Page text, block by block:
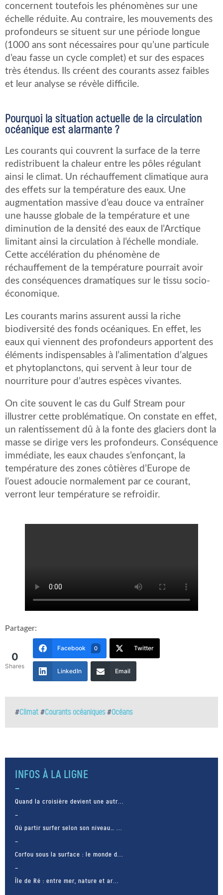
concernent toutefois les phénomènes sur une
échelle réduite. Au contraire, les mouvements des
profondeurs se situent sur une période longue
(1000 ans sont nécessaires pour qu’une particule
d’eau fasse un cycle complet) et sur des espaces
très étendus. Ils créent des courants assez faibles
et leur analyse se révèle difficile.
Pourquoi la situation actuelle de la circulation
océanique est alarmante ?
Les courants qui couvrent la surface de la terre
redistribuent la chaleur entre les pôles régulant
ainsi le climat. Un réchauffement climatique aura
des effets sur la température des eaux. Une
augmentation massive d’eau douce va entraîner
une hausse globale de la température et une
diminution de la densité des eaux de l’Arctique
limitant ainsi la circulation à l’échelle mondiale.
Cette accélération du phénomène de
réchauffement de la température pourrait avoir
des conséquences dramatiques sur le tissu socio-
économique.
Les courants marins assurent aussi la riche
biodiversité des fonds océaniques. En effet, les
eaux qui viennent des profondeurs apportent des
éléments indispensables à l’alimentation d’algues
et phytoplanctons, qui servent à leur tour de
nourriture pour d’autres espèces vivantes.
On cite souvent le cas du Gulf Stream pour
illustrer cette problématique. On constate en effet,
un ralentissement dû à la fonte des glaciers dont la
masse se dirige vers les profondeurs. Conséquence
immédiate, les eaux chaudes s’enfonçant, la
température des zones côtières d’Europe de
l’ouest adoucie normalement par ce courant,
verront leur température se refroidir.
Partager:
0
Shares
Facebook 0 Twitter
LinkedIn Email
#Climat #Courants océaniques#Océans
INFOS À LA LIGNE
Quand la croisière devient une autr...
Où partir surfer selon son niveau… ...
Corfou sous la surface : le monde d...
Île de Ré : entre mer, nature et ar...